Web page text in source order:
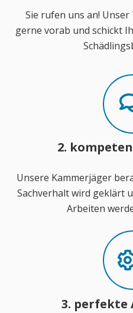
Sie rufen uns an!
gerne vorab und schickt
2.
Unsere Kammerjäger
Sachverhalt wird geklärt
Arbeiten
3. perfekte